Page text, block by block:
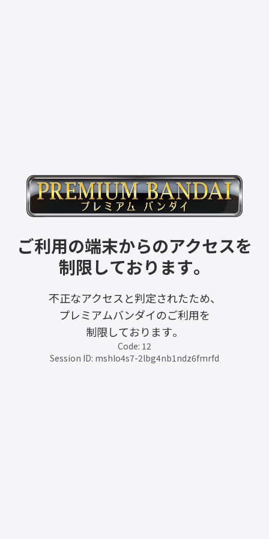
ご利用の端末からのアクセスを
制限しております。
不正なアクセスと判定されたため、
プレミアムバンダイのご利用を
制限しております。
Code: 12
Session ID: mshlo4s7-2lbg4nb1ndz6fmrfd